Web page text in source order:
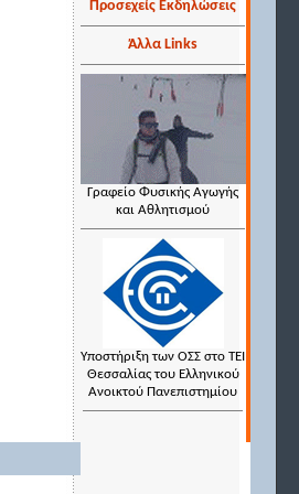
Προσεχείς Εκδηλώσεις
Άλλα Links
Γραφείο Φυσικής Αγωγής
και Αθλητισμού
Υποστήριξη των ΟΣΣ στο ΤΕΙ
Θεσσαλίας του Ελληνικού
Ανοικτού Πανεπιστημίου